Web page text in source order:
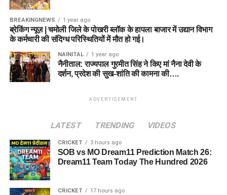
BREAKINGNEWS 1 year ago
ब्रेकिंग न्यूज़ | चमोली जिले के पोखरी ब्लॉक के हापला बाजार में उद्यान विभाग
के कर्मचारी की संदिग्ध परिस्थितियों में मौत हो गई।
NAINITAL 1 year ago
नैनीताल: राज्यपाल गुरमीत सिंह ने किए मां नैना देवी के
दर्शन, प्रदेश की सुख-शांति की कामना की….
ADVERTISEMENT
LATEST TRENDING VIDEOS
CRICKET 3 hours ago
SOB vs MO Dream11 Prediction Match 26:
Dream11 Team Today The Hundred 2026
CRICKET 17 hours ago